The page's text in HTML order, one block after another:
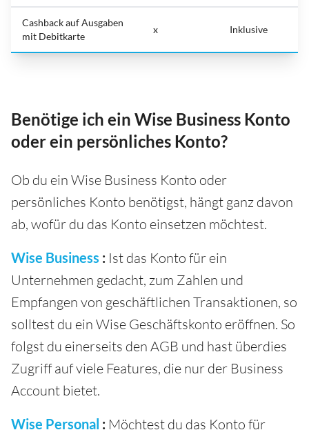
Cashback auf Ausgaben
mit Debitkarte
x Inklusive
Benötige ich ein Wise Business Konto
oder ein persönliches Konto?
Ob du ein Wise Business Konto oder
persönliches Konto benötigst, hängt ganz davon
ab, wofür du das Konto einsetzen möchtest.
Wise Business : Ist das Konto für ein
Unternehmen gedacht, zum Zahlen und
Empfangen von geschäftlichen Transaktionen, so
solltest du ein Wise Geschäftskonto eröffnen. So
folgst du einerseits den AGB und hast überdies
Zugriff auf viele Features, die nur der Business
Account bietet.
Wise Personal : Möchtest du das Konto für